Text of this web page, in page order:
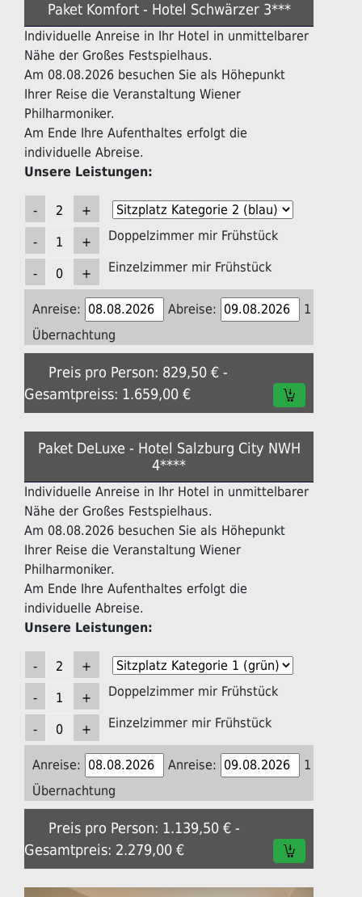
Paket Komfort - Hotel Schwärzer 3***
Individuelle Anreise in Ihr Hotel in unmittelbarer
Nähe der Großes Festspielhaus.
Am 08.08.2026 besuchen Sie als Höhepunkt
Ihrer Reise die Veranstaltung Wiener
Philharmoniker.
Am Ende Ihre Aufenthaltes erfolgt die
individuelle Abreise.
Unsere Leistungen:
Doppelzimmer mir Frühstück
Einzelzimmer mir Frühstück
Anreise: Abreise:
1
Übernachtung
Preis pro Person: 829,50 € -
Gesamtpreiss: 1.659,00 €
Paket DeLuxe - Hotel Salzburg City NWH
4****
Individuelle Anreise in Ihr Hotel in unmittelbarer
Nähe der Großes Festspielhaus.
Am 08.08.2026 besuchen Sie als Höhepunkt
Ihrer Reise die Veranstaltung Wiener
Philharmoniker.
Am Ende Ihre Aufenthaltes erfolgt die
individuelle Abreise.
Unsere Leistungen:
Doppelzimmer mir Frühstück
Einzelzimmer mir Frühstück
Anreise: Anreise:
1
Übernachtung
Preis pro Person: 1.139,50 € -
Gesamtpreis: 2.279,00 €